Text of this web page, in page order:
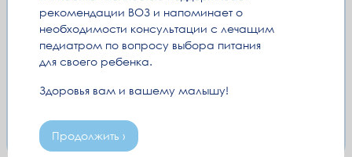
рекомендации ВОЗ и напоминает о
необходимости консультации с лечащим
педиатром по вопросу выбора питания
для своего ребенка.
Здоровья вам и вашему малышу!
Продолжить ›